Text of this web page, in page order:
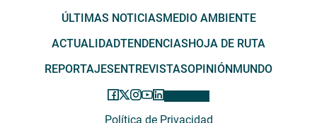
ÚLTIMAS NOTICIASMEDIO AMBIENTE
ACTUALIDADTENDENCIASHOJA DE RUTA
REPORTAJESENTREVISTASOPINIÓNMUNDO
Política de Privacidad